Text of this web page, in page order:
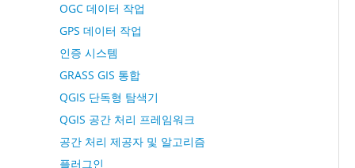
OGC 데이터 작업
GPS 데이터 작업
인증 시스템
GRASS GIS 통합
QGIS 단독형 탐색기
QGIS 공간 처리 프레임워크
공간 처리 제공자 및 알고리즘
플러그인